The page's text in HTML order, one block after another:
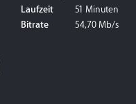
Laufzeit
51 Minuten
Bitrate
54,70 Mb/s